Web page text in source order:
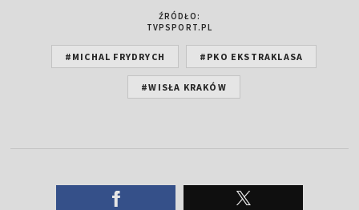
ŹRÓDŁO:
TVPSPORT.PL
#MICHAL FRYDRYCH #PKO EKSTRAKLASA
#WISŁA KRAKÓW